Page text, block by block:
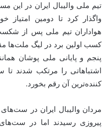
تیم ملی والیبال ایران در این
واگذار کرد تا دومین
هواداران تیم ملی پس از شکست
کسب اولین برد در لیگ ملت‌ها
پنجم و پایانی ملی پوشان
اشتباهاتی را مرتکب شدند تا
کننده‌ترین آن رقم بخورد.
پیروزی رسیدند اما در